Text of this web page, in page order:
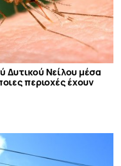
Δυτικού Νείλου μέσα
περιοχές έχουν